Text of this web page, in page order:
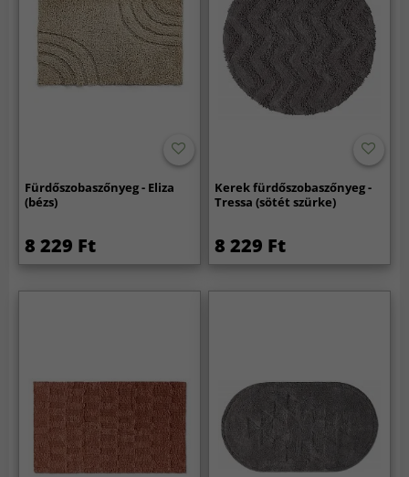
Fürdőszobaszőnyeg - Eliza
(bézs)
8 229 Ft
Kerek fürdőszobaszőnyeg -
Tressa (sötét szürke)
8 229 Ft